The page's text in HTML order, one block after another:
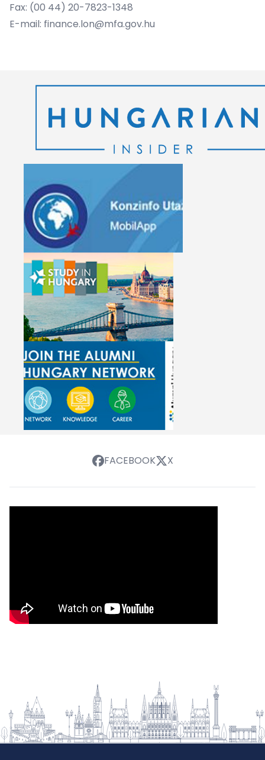
Fax: (00 44) 20-7823-1348
E-mail: finance.lon@mfa.gov.hu
FACEBOOK X